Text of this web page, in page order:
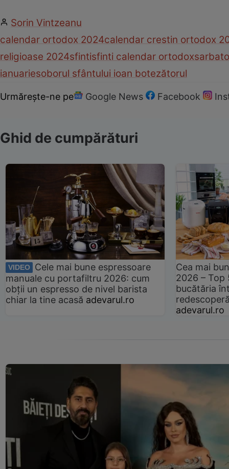
Sorin Vintzeanu
calendar ortodox 2024calendar crestin ortodox
religioase 2024sfintisfinti calendar ortodox
ianuariesoborul sfântului ioan botezătorul
Urmărește-ne pe Google News Facebook
Ghid de cumpărături
VIDEO
Cele mai bune espressoare
manuale cu portafiltru 2026: cum
obții un espresso de nivel barista
chiar la tine acasă adevarul.ro
Cea mai
2026 –
bucătăria
adevarul.ro